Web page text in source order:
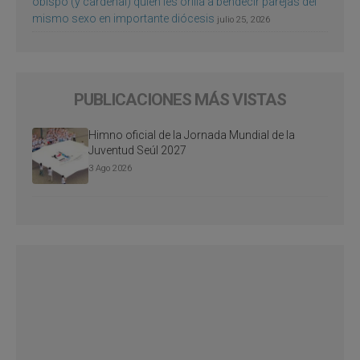
mismo sexo en importante diócesis julio 25, 2026
PUBLICACIONES MÁS VISTAS
Himno oficial de la Jornada Mundial de la
Juventud Seúl 2027
3 Ago 2026